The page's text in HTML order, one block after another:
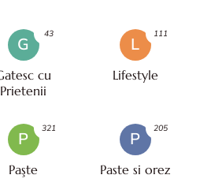
G
cu
Prietenii
43
L
Lifestyle
111
P
Paşte
321
P
Paste si orez
205